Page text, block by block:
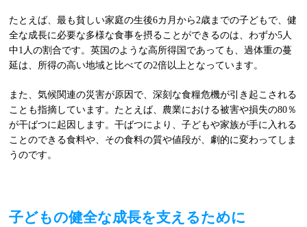
たとえば、最も貧しい家庭の生後6カ月から2歳までの子どもで、健
全な成長に必要な多様な食事を摂ることができるのは、わずか5人
中1人の割合です。英国のような高所得国であっても、過体重の蔓
延は、所得の高い地域と比べての2倍以上となっています。
また、気候関連の災害が原因で、深刻な食糧危機が引き起こされる
ことも指摘しています。たとえば、農業における被害や損失の80％
が干ばつに起因します。干ばつにより、子どもや家族が手に入れる
ことのできる食料や、その食料の質や値段が、劇的に変わってしま
うのです。
子どもの健全な成長を支えるために